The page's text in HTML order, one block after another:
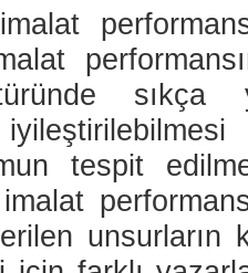
tespit
imalat
unsurların